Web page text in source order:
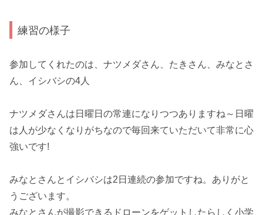
練習の様子
参加してくれたのは、ナツメダさん、たきさん、みなとさ
ん、イシバシの4人
ナツメダさんは日曜日の常連になりつつありますね～日曜
は人が少なくなりがちなので毎回来ていただいて非常に心
強いです!
みなとさんとイシバシは2日連続の参加ですね。ありがと
うございます。
みなとさんが撮影できるドローンをゲットしたらしく小学